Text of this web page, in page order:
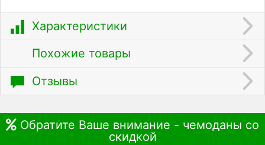
Характеристики
Похожие товары
Отзывы
Обратите Ваше внимание - чемоданы со
скидкой